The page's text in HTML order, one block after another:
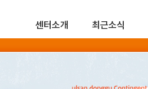
센터소개 최근소식